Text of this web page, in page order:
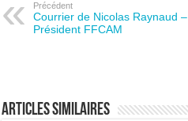
Précédent
Courrier de Nicolas Raynaud –
Président FFCAM
Articles similaires